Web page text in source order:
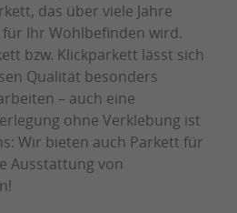
das über viele Jahre
für Ihr Wohlbefinden wird.
bzw. Klickparkett lässt sich
Qualität besonders
– auch eine
ohne Verklebung ist
Wir bieten auch Parkett für
Ausstattung von